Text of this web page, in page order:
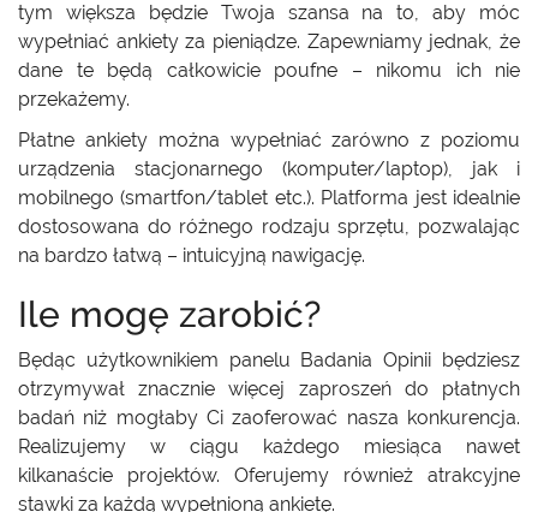
tym większa będzie Twoja szansa na to, aby móc
wypełniać ankiety za pieniądze. Zapewniamy jednak, że
dane te będą całkowicie poufne – nikomu ich nie
przekażemy.
Płatne ankiety można wypełniać zarówno z poziomu
urządzenia stacjonarnego (komputer/laptop), jak i
mobilnego (smartfon/tablet etc.). Platforma jest idealnie
dostosowana do różnego rodzaju sprzętu, pozwalając
na bardzo łatwą – intuicyjną nawigację.
Ile mogę zarobić?
Będąc użytkownikiem panelu Badania Opinii będziesz
otrzymywał znacznie więcej zaproszeń do płatnych
badań niż mogłaby Ci zaoferować nasza konkurencja.
Realizujemy w ciągu każdego miesiąca nawet
kilkanaście projektów. Oferujemy również atrakcyjne
stawki za każdą wypełnioną ankietę.